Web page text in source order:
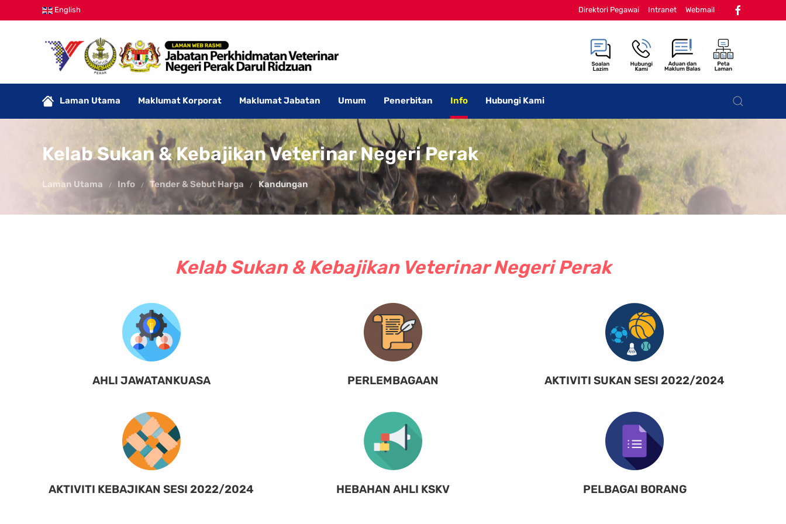
English Direktori Pegawai Intranet Webmail
Laman Utama Maklumat Korporat Maklumat Jabatan Umum Penerbitan Info Hubungi Kami
Kelab Sukan & Kebajikan Veterinar Negeri Perak
Laman Utama Info Tender & Sebut Harga Kandungan
Kelab Sukan & Kebajikan Veterinar Negeri Perak
AHLI JAWATANKUASA PERLEMBAGAAN AKTIVITI SUKAN SESI 2022/2024
AKTIVITI KEBAJIKAN SESI 2022/2024 HEBAHAN AHLI KSKV PELBAGAI BORANG